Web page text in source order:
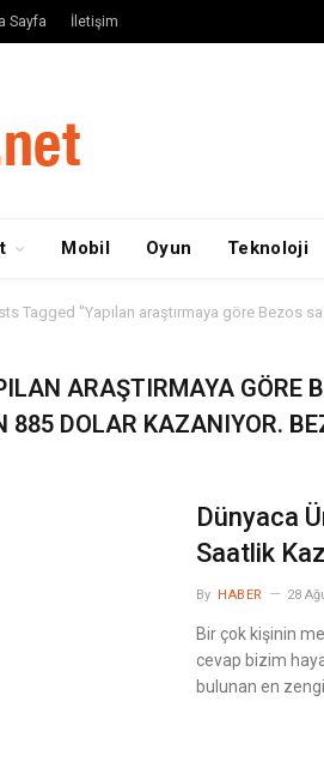
Sayfa İletişim
Mobil Oyun Teknoloji
Tagged "Yapılan araştırmaya göre Bezos
ARAŞTIRMAYA GÖRE
885 DOLAR KAZANIYOR.
Dünyaca
Saatlik
By HABER 28
Bir çok kişinin
cevap bizim
bulunan en